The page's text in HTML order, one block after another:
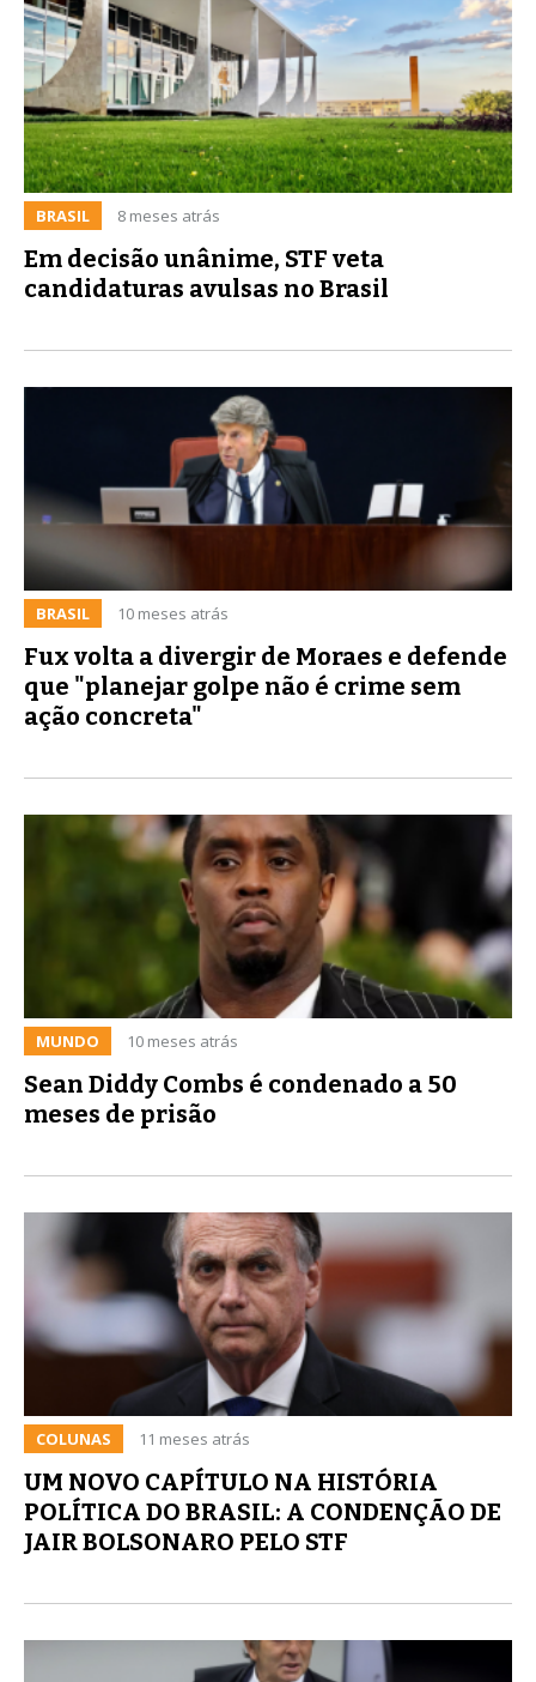
BRASIL 8 meses atrás
Em decisão unânime, STF veta
candidaturas avulsas no Brasil
BRASIL 10 meses atrás
Fux volta a divergir de Moraes e defende
que "planejar golpe não é crime sem
ação concreta"
MUNDO 10 meses atrás
Sean Diddy Combs é condenado a 50
meses de prisão
COLUNAS 11 meses atrás
UM NOVO CAPÍTULO NA HISTÓRIA
POLÍTICA DO BRASIL: A CONDENÇÃO DE
JAIR BOLSONARO PELO STF